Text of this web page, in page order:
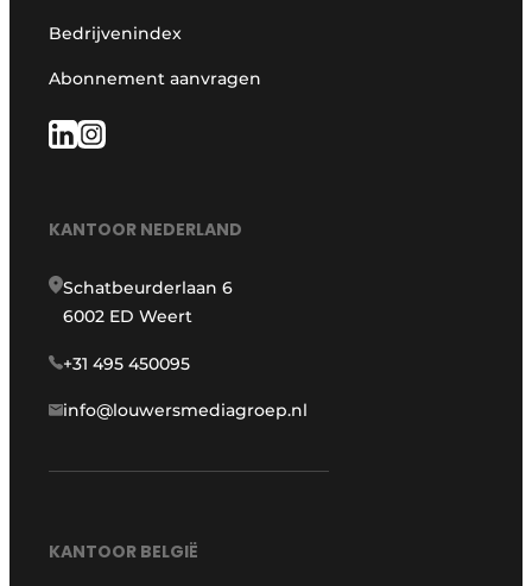
Bedrijvenindex
Abonnement aanvragen
KANTOOR NEDERLAND
Schatbeurderlaan 6
6002 ED Weert
+31 495 450095
info@louwersmediagroep.nl
KANTOOR BELGIË